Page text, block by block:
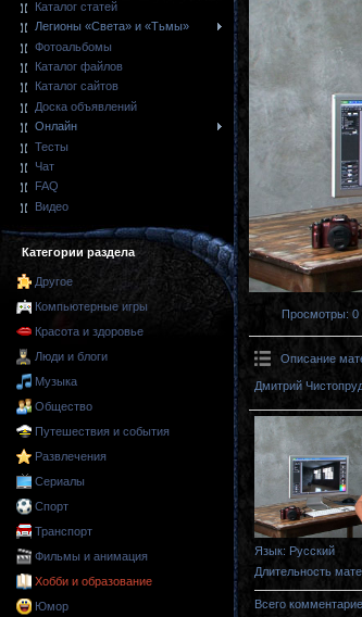
Каталог статей
Легионы «Света» и «Тьмы»
Фотоальбомы
Каталог файлов
Каталог сайтов
Доска объявлений
Онлайн
Тесты
Чат
FAQ
Видео
Категории раздела
Другое
Компьютерные игры
Красота и здоровье
Люди и блоги
Музыка
Общество
Путешествия и события
Развлечения
Сериалы
Спорт
Транспорт
Фильмы и анимация
Хобби и образование
Юмор
Просмотры: 0
Описание
Дмитрий
Язык: Русский
Длительность
Всего